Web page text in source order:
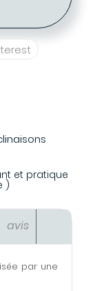
et pratique
)
avis
par une